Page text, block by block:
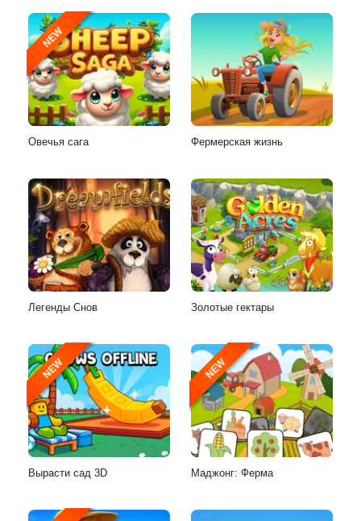
NEW
Овечья сага Фермерская жизнь
Легенды Снов Золотые гектары
NEW
Вырасти сад 3D
NEW
Маджонг: Ферма